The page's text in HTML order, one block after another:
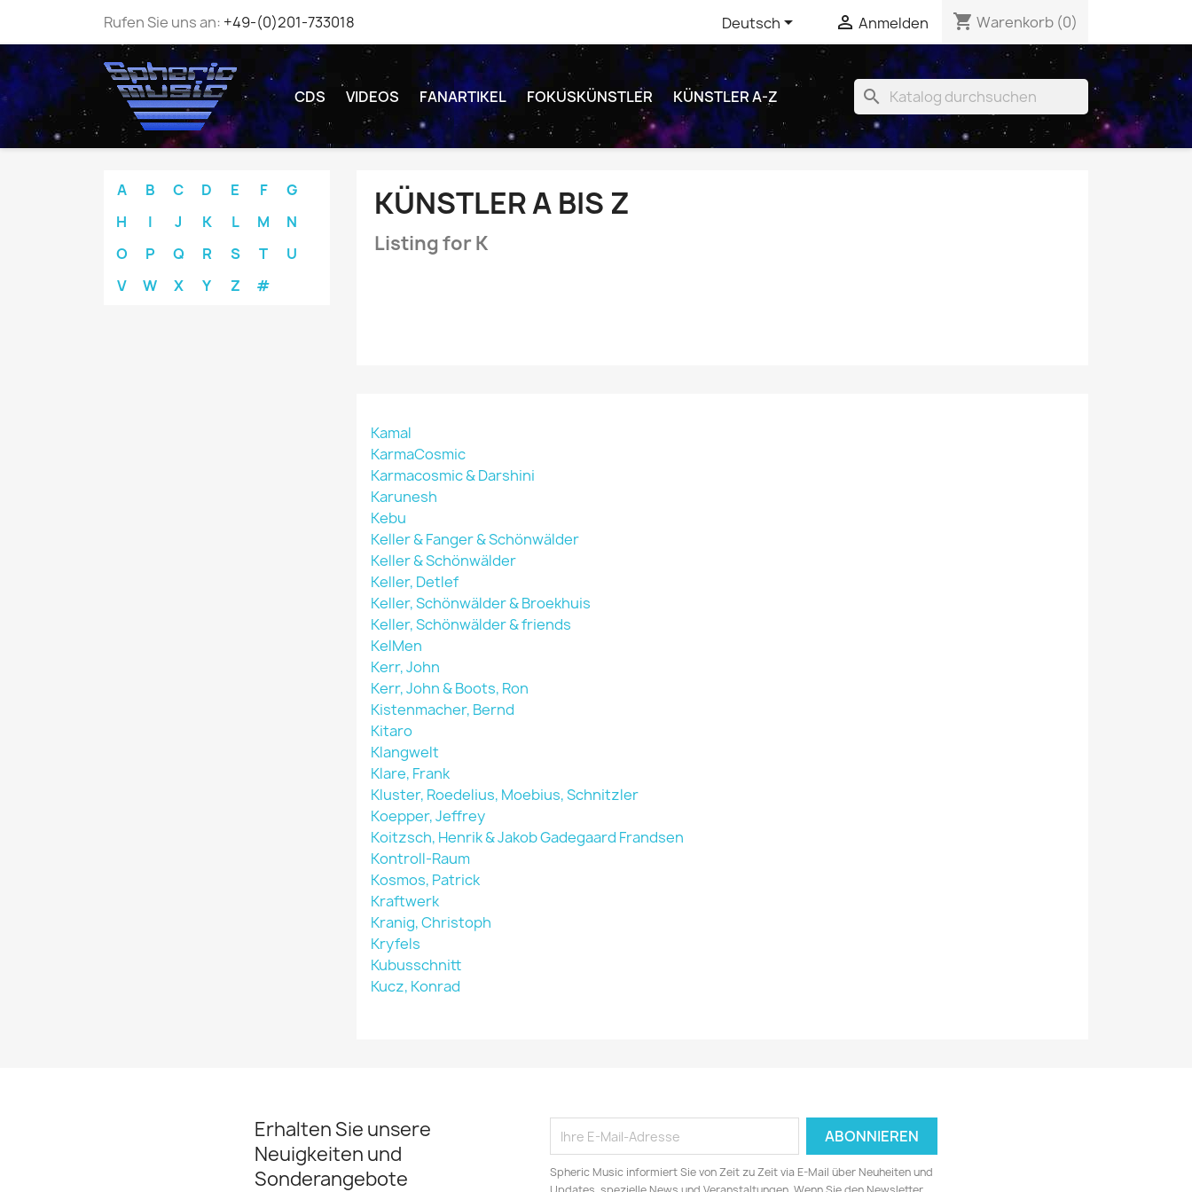
Rufen Sie uns an: +49-(0)201-733018 Deutsch  Anmelden shopping_cart Warenkorb (0)
CDS VIDEOS FANARTIKEL FOKUSKÜNSTLER KÜNSTLER A-Z search
A B C D E F
G
H
I J K L M
N
O
P Q R S T
U
V
W X Y Z #
KÜNSTLER A BIS Z
Listing for K
Kamal
KarmaCosmic
Karmacosmic & Darshini
Karunesh
Kebu
Keller & Fanger & Schönwälder
Keller & Schönwälder
Keller, Detlef
Keller, Schönwälder & Broekhuis
Keller, Schönwälder & friends
KelMen
Kerr, John
Kerr, John & Boots, Ron
Kistenmacher, Bernd
Kitaro
Klangwelt
Klare, Frank
Kluster, Roedelius, Moebius, Schnitzler
Koepper, Jeffrey
Koitzsch, Henrik & Jakob Gadegaard Frandsen
Kontroll-Raum
Kosmos, Patrick
Kraftwerk
Kranig, Christoph
Kryfels
Kubusschnitt
Kucz, Konrad
Erhalten Sie unsere
Neuigkeiten und
Sonderangebote
Spheric Music informiert Sie von Zeit zu Zeit via E-Mail über Neuheiten und